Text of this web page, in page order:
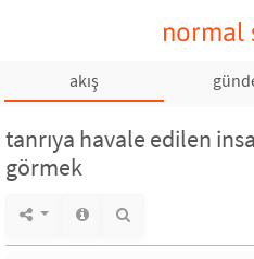
normal
akış
tanrıya havale edilen
görmek